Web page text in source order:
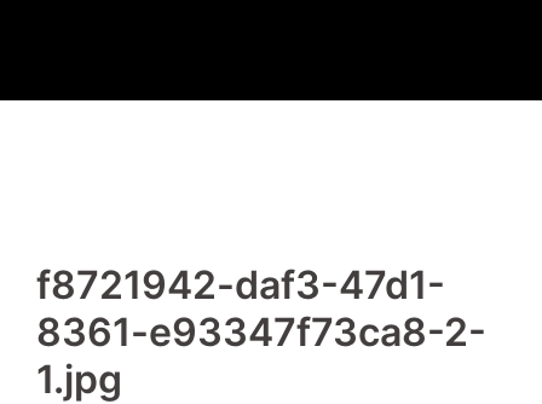
f8721942-daf3-47d1-
8361-e93347f73ca8-2-
1.jpg